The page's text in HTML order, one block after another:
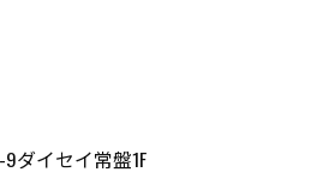
ダイセイ常盤1F